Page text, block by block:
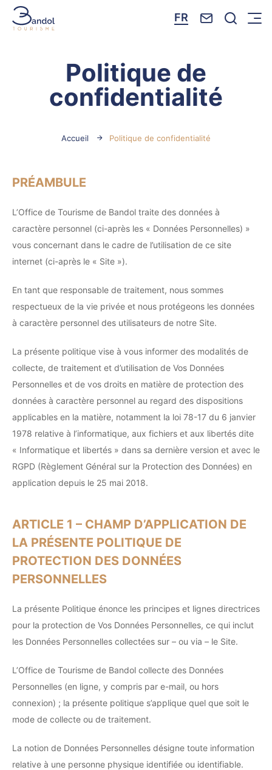
FR Nous Je
Menu
Politique de
confidentialité
Accueil Politique de confidentialité
PRÉAMBULE
L’Office de Tourisme de Bandol traite des données à
caractère personnel (ci-après les « Données Personnelles) »
vous concernant dans le cadre de l’utilisation de ce site
internet (ci-après le « Site »).
En tant que responsable de traitement, nous sommes
respectueux de la vie privée et nous protégeons les données
à caractère personnel des utilisateurs de notre Site.
La présente politique vise à vous informer des modalités de
collecte, de traitement et d’utilisation de Vos Données
Personnelles et de vos droits en matière de protection des
données à caractère personnel au regard des dispositions
applicables en la matière, notamment la loi 78-17 du 6 janvier
1978 relative à l’informatique, aux fichiers et aux libertés dite
« Informatique et libertés » dans sa dernière version et avec le
RGPD (Règlement Général sur la Protection des Données) en
application depuis le 25 mai 2018.
ARTICLE 1 – CHAMP D’APPLICATION DE
LA PRÉSENTE POLITIQUE DE
PROTECTION DES DONNÉES
PERSONNELLES
La présente Politique énonce les principes et lignes directrices
pour la protection de Vos Données Personnelles, ce qui inclut
les Données Personnelles collectées sur – ou via – le Site.
L’Office de Tourisme de Bandol collecte des Données
Personnelles (en ligne, y compris par e-mail, ou hors
connexion) ; la présente politique s’applique quel que soit le
mode de collecte ou de traitement.
La notion de Données Personnelles désigne toute information
relative à une personne physique identifiée ou identifiable.